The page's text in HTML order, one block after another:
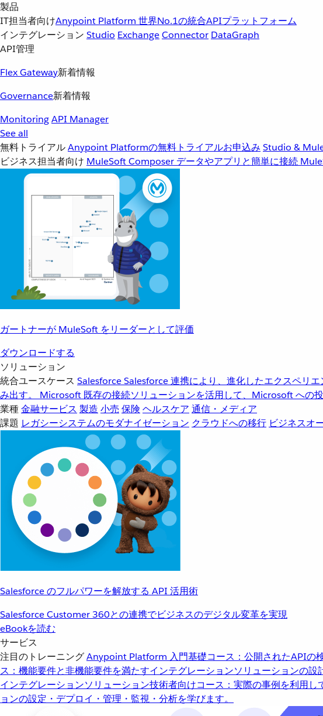
製品
IT担当者向けAnypoint Platform 世界No.1の統合APIプラットフォーム
インテグレーション Studio ExchangeConnector DataGraph
API管理
Flex Gateway新着情報
Governance新着情報
MonitoringAPI Manager
See all
無料トライアルAnypoint Platformの無料トライアルお申込み Studio &
ビジネス担当者向け MuleSoft Composer データやアプリと簡単に接続
ガートナーが MuleSoft をリーダーとして評価
ダウンロードする
ソリューション
統合ユースケース SalesforceSalesforce 連携により、進化したエクスペリ
み出す。
Microsoft 既存の接続ソリューションを活用して、Microsoft への投
業種金融サービス 製造 小売 保険 ヘルスケア 通信・メディア
課題 レガシーシステムのモダナイゼーション クラウドへの移行 ビジネスオ
Salesforce のフルパワーを解放する API 活用術
Salesforce Customer 360との連携でビジネスのデジタル変革を実現
eBookを読む
サービス
注目のトレーニングAnypoint Platform 入門基礎コース：公開されたAPIの
ス：機能要件と非機能要件を満たすインテグレーションソリューションの設
インテグレーションソリューション技術者向けコース：実際の事例を利用し
ョンの設定・デプロイ・管理・監視・分析を学びます。